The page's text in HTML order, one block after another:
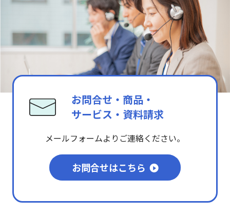
お問合せ・商品・
サービス・資料請求
メールフォームよりご連絡ください。
お問合せはこちら